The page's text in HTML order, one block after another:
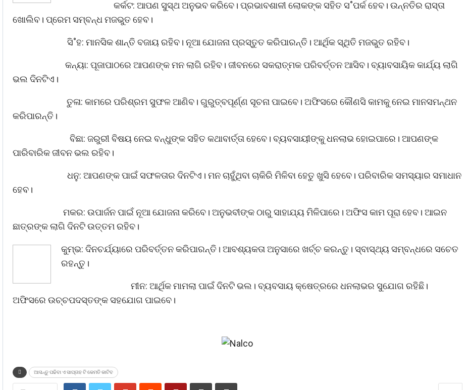
କର୍କଟ: ଆପଣ ସୁସ୍ଥ ଅନୁଭବ କରିବେ। ପ୍ରଭାବଶାଳୀ ଲୋକଙ୍କ ସହିତ ସ˚ପର୍କ ହେବ। ଉନ୍ନତିର ରାସ୍ତା
ଖୋଲିବ। ପ୍ରେମ ସମ୍ବନ୍ଧ ମଜଭୁତ ହେବ।
ସି˚ହ: ମାନସିକ ଶାନ୍ତି ବଜାୟ ରହିବ। ନୂଆ ଯୋଜନା ପ୍ରସ୍ତୁତ କରିପାରନ୍ତି। ଆର୍ଥିକ ସ୍ଥିତି ମଜଭୁତ ରହିବ।
କନ୍ୟା: ପୂଜାପାଠରେ ଆପଣଙ୍କ ମନ ଲାଗି ରହିବ। ଜୀବନରେ ସକରାତ୍ମକ ପରିବର୍ତ୍ତନ ଆସିବ। ବ୍ୟାବସାୟିକ କାର୍ଯ୍ୟ ଲାଗି
ଭଲ ଦିନଟିଏ।
ତୁଳା: କାମରେ ପରିଶ୍ରମ ସୁଫଳ ଆଣିବ। ଗୁରୁତ୍ବପୂର୍ଣ୍ଣ ସୂଚନା ପାଇବେ। ଅଫିସରେ କୌଣସି କାମକୁ ନେଇ ମାନସମନ୍ଥନ
କରିପାରନ୍ତି।
ବିଛା: ଜରୁରୀ ବିଷୟ ନେଇ ବନ୍ଧୁଙ୍କ ସହିତ କଥାବାର୍ତ୍ତା ହେବେ। ବ୍ୟବସାୟୀଙ୍କୁ ଧନଲାଭ ହୋଇପାରେ। ଆପଣଙ୍କ
ପାରିବାରିକ ଜୀବନ ଭଲ ରହିବ।
ଧନୁ: ଆପଣଙ୍କ ପାଇଁ ସଫଳତାର ଦିନଟିଏ। ମନ ଚାହୁଁଥିବା ଚାକିରି ମିଳିବା ହେତୁ ଖୁସି ହେବେ। ପରିବାରିକ ସମସ୍ୟାର ସମାଧାନ
ହେବ।
ମକର: ଉପାର୍ଜନ ପାଇଁ ନୂଆ ଯୋଜନା କରିବେ। ଅନୁଭବୀଙ୍କ ଠାରୁ ସାହାଯ୍ୟ ମିଳିପାରେ। ଅଫିସ କାମ ପୂରା ହେବ। ଆଇନ
ଛାତ୍ରଙ୍କ ଲାଗି ଦିନଟି ଉତ୍ତମ ରହିବ।
କୁମ୍ଭ: ଦିନଚର୍ଯ୍ୟାରେ ପରିବର୍ତ୍ତନ କରିପାରନ୍ତି। ଆବଶ୍ୟକତା ଅନୁସାରେ ଖର୍ଚ୍ଚ କରନ୍ତୁ। ସ୍ବାସ୍ଥ୍ୟ ସମ୍ବନ୍ଧରେ ସଚେତ
ରହନ୍ତୁ।
ମୀନ: ଆର୍ଥିକ ମାମଲା ପାଇଁ ଦିନଟି ଭଲ। ବ୍ୟବସାୟ କ୍ଷେତ୍ରରେ ଧନଲାଭର ସୁଯୋଗ ରହିଛି।
ଅଫିସରେ ଉଚ୍ଚପଦସ୍ତଙ୍କ ସହଯୋଗ ପାଇବେ।
ଆସନ୍ତୁ ପଢିବା ଏ ସାପ୍ତାହ ଟି କେମତି କାଟିବ